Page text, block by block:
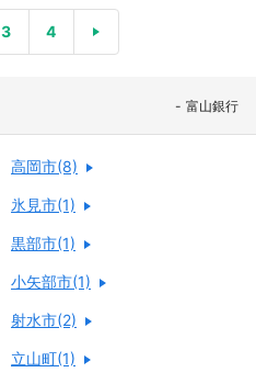
3 4
富山銀行
高岡市(8)
氷見市(1)
黒部市(1)
小矢部市(1)
射水市(2)
立山町(1)